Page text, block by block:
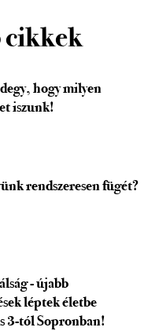
cikkek
hogy milyen
iszunk!
rendszeresen fügét?
- újabb
léptek életbe
3-tól Sopronban!